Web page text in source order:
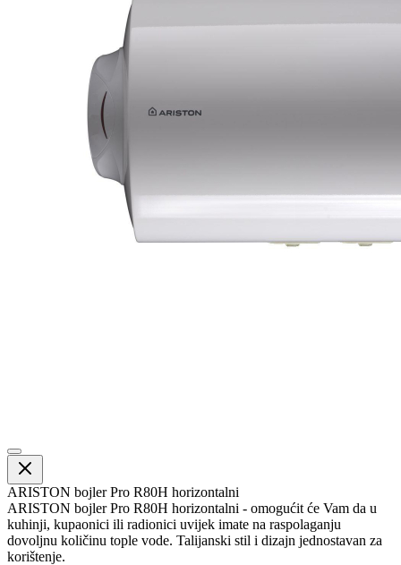
ARISTON bojler Pro R80H horizontalni
ARISTON bojler Pro R80H horizontalni - omogućit će Vam da u
kuhinji, kupaonici ili radionici uvijek imate na raspolaganju
dovoljnu količinu tople vode. Talijanski stil i dizajn jednostavan za
korištenje.